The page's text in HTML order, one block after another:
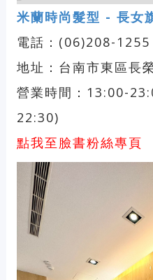
米蘭時尚髮型 - 長女
電話：(06)208-1255
地址：台南市東區長
營業時間：13:00-
22:30)
點我至臉書粉絲專頁